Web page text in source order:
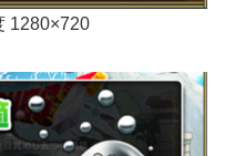
1280×720